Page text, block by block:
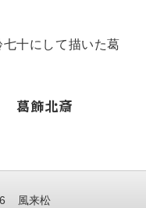
十にして描いた葛
葛飾北斎
風来松